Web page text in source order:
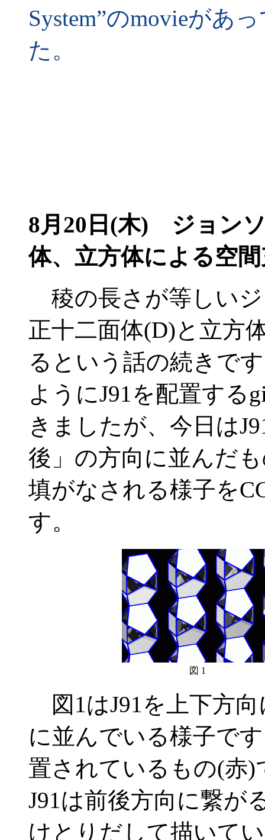
System”のmovieがあ
た。
8月20日(木) ジョン
体、立方体による空
稜の長さが等しいジ
正十二面体(D)と立方
るという話の続きで
ようにJ91を配置する
きましたが、今日は
後」の方向に並んだ
填がなされる様子を
す。
図 1
図1はJ91を上下方
に並んでいる様子で
置されているもの(赤)
J91は前後方向に繋が
けとりだして描いて